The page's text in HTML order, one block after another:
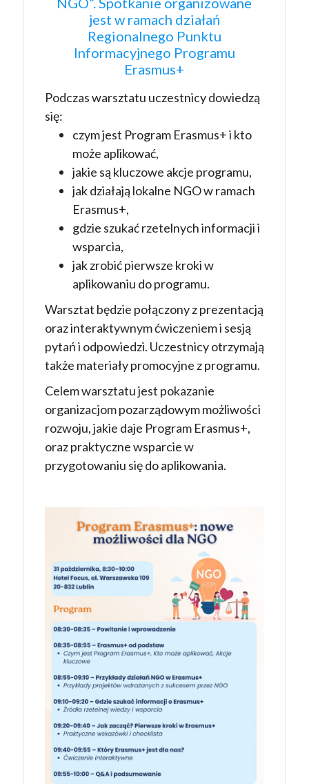
jest w ramach działań
Regionalnego Punktu
Informacyjnego Programu
Erasmus+
Podczas warsztatu uczestnicy dowiedzą
się:
czym jest Program Erasmus+ i kto
może aplikować,
jakie są kluczowe akcje programu,
jak działają lokalne NGO w ramach
Erasmus+,
gdzie szukać rzetelnych informacji i
wsparcia,
jak zrobić pierwsze kroki w
aplikowaniu do programu.
Warsztat będzie połączony z prezentacją
oraz interaktywnym ćwiczeniem i sesją
pytań i odpowiedzi. Uczestnicy otrzymają
także materiały promocyjne z programu.
Celem warsztatu jest pokazanie
organizacjom pozarządowym możliwości
rozwoju, jakie daje Program Erasmus+,
oraz praktyczne wsparcie w
przygotowaniu się do aplikowania.